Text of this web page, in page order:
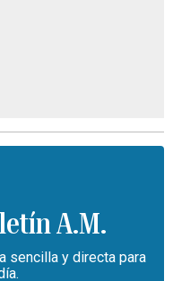
A.M.
sencilla y directa para